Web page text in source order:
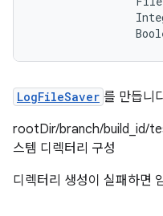
LogFileSaver 를 만듭니
rootDir/branch/build_id/
스템 디렉터리 구성
디렉터리 생성이 실패하면